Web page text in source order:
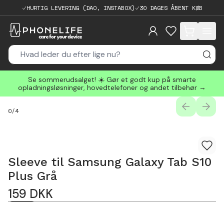
HURTIG LEVERING (DAO, INSTABOX) 30 DAGES ÅBENT KØB
items in cart,
Se sommerudsalget! ☀️ Gør et godt kup på smarte
opladningsløsninger, hovedtelefoner og andet tilbehør →
0/4
Sleeve til Samsung Galaxy Tab S10
Plus Grå
159 DKK